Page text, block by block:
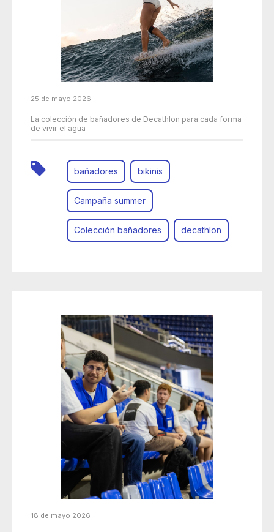
25 de mayo 2026
La colección de bañadores de Decathlon para cada forma
de vivir el agua
bañadores bikinis
Campaña summer
Colección bañadores decathlon
18 de mayo 2026